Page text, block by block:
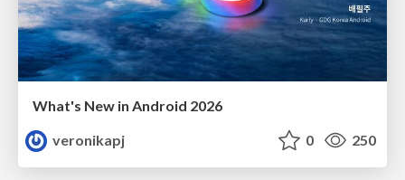
What's New in Android 2026
veronikapj
0 250